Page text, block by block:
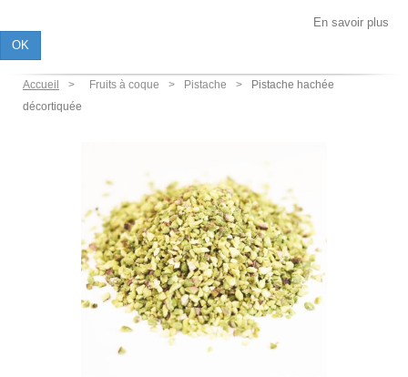
En savoir plus
OK
Accueil Fruits à coque Pistache
Pistache hachée
décortiquée